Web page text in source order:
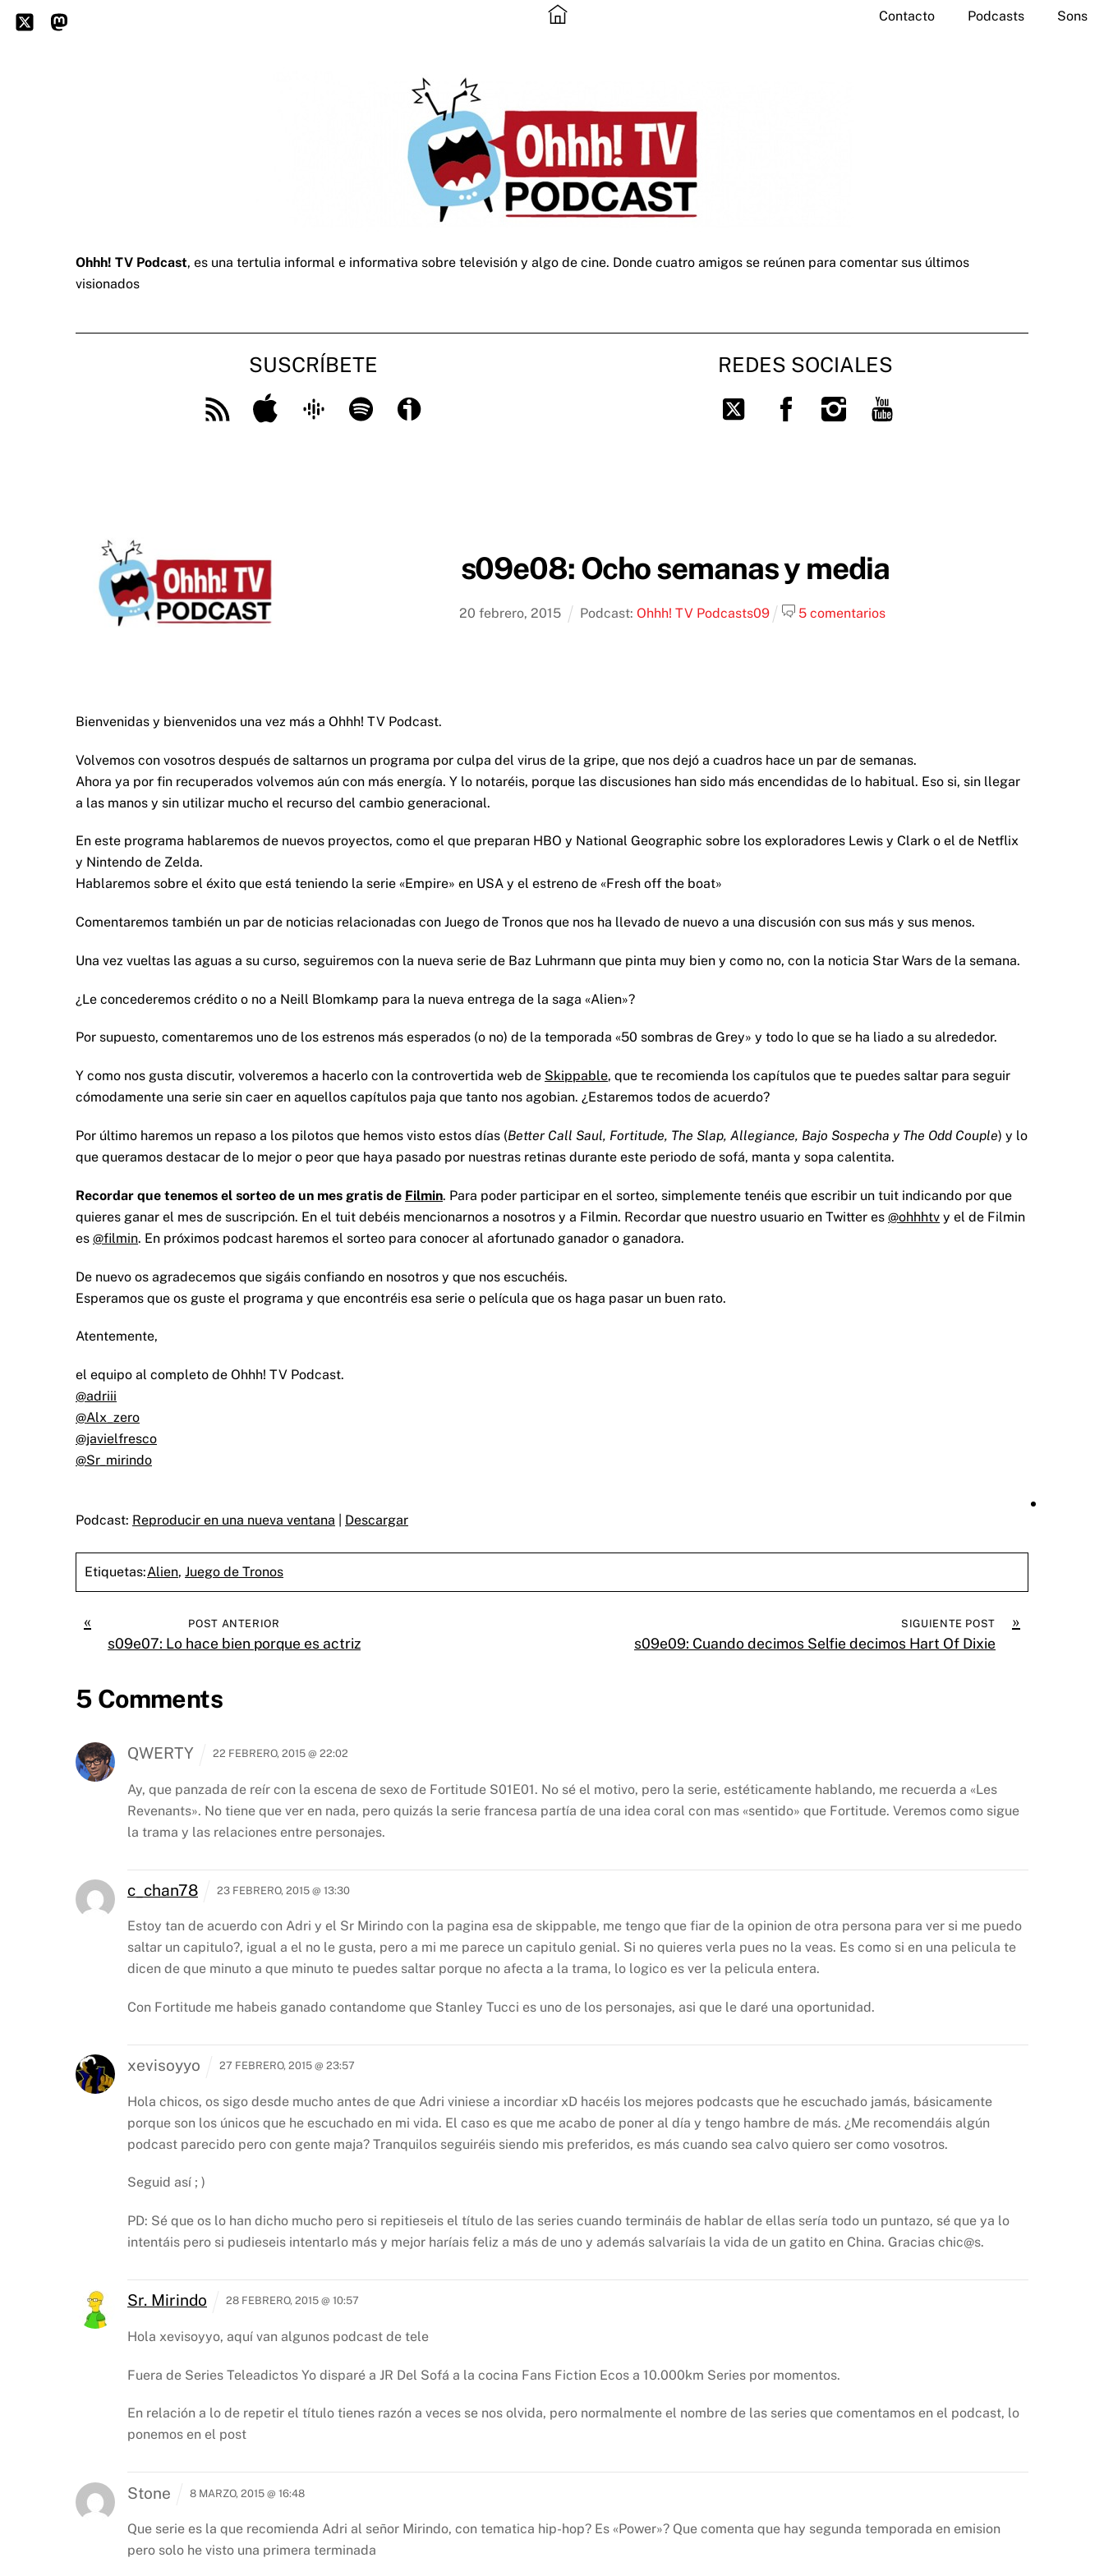
Skip
Icon
Mastodon
Contacto Podcasts Sons
Ohhh! TV Podcast, es una tertulia informal e informativa sobre televisión y algo de cine. Donde cuatro amigos se reúnen para comentar sus últimos
visionados
SUSCRÍBETE
Feed
Apple
Google
Spotify Ivoox
REDES SOCIALES
Twitter FacebookInstagram
You
s09e08: Ocho semanas y media
20 febrero,2015 Podcast: Ohhh! TV Podcasts09 5 comentarios
Bienvenidas y bienvenidos una vez más a Ohhh! TV Podcast.
Volvemos con vosotros después de saltarnos un programa por culpa del virus de la gripe, que nos dejó a cuadros hace un par de semanas.
Ahora ya por fin recuperados volvemos aún con más energía. Y lo notaréis, porque las discusiones han sido más encendidas de lo habitual. Eso si, sin llegar
a las manos y sin utilizar mucho el recurso del cambio generacional.
En este programa hablaremos de nuevos proyectos, como el que preparan HBO y National Geographic sobre los exploradores Lewis y Clark o el de Netflix
y Nintendo de Zelda.
Hablaremos sobre el éxito que está teniendo la serie «Empire» en USA y el estreno de «Fresh off the boat»
Comentaremos también un par de noticias relacionadas con Juego de Tronos que nos ha llevado de nuevo a una discusión con sus más y sus menos.
Una vez vueltas las aguas a su curso, seguiremos con la nueva serie de Baz Luhrmann que pinta muy bien y como no, con la noticia Star Wars de la semana.
¿Le concederemos crédito o no a Neill Blomkamp para la nueva entrega de la saga «Alien»?
Por supuesto, comentaremos uno de los estrenos más esperados (o no) de la temporada «50 sombras de Grey» y todo lo que se ha liado a su alrededor.
Y como nos gusta discutir, volveremos a hacerlo con la controvertida web de Skippable, que te recomienda los capítulos que te puedes saltar para seguir
cómodamente una serie sin caer en aquellos capítulos paja que tanto nos agobian. ¿Estaremos todos de acuerdo?
Por último haremos un repaso a los pilotos que hemos visto estos días (Better Call Saul, Fortitude, The Slap, Allegiance, Bajo Sospecha y The Odd Couple) y lo
que queramos destacar de lo mejor o peor que haya pasado por nuestras retinas durante este periodo de sofá, manta y sopa calentita.
Recordar que tenemos el sorteo de un mes gratis de Filmin. Para poder participar en el sorteo, simplemente tenéis que escribir un tuit indicando por que
quieres ganar el mes de suscripción. En el tuit debéis mencionarnos a nosotros y a Filmin. Recordar que nuestro usuario en Twitter es @ohhhtv y el de Filmin
es @filmin. En próximos podcast haremos el sorteo para conocer al afortunado ganador o ganadora.
De nuevo os agradecemos que sigáis confiando en nosotros y que nos escuchéis.
Esperamos que os guste el programa y que encontréis esa serie o película que os haga pasar un buen rato.
Atentemente,
el equipo al completo de Ohhh! TV Podcast.
@adriii
@Alx_zero
@javielfresco
@Sr_mirindo
Podcast: Reproducir en una nueva ventana Descargar
Etiquetas:Alien, Juego de Tronos
« POST ANTERIOR
s09e07: Lo hace bien porque es actriz
»
SIGUIENTE POST
s09e09: Cuando decimos Selfie decimos Hart Of Dixie
5 Comments
QWERTY 22 FEBRERO, 2015 @ 22:02
Ay, que panzada de reír con la escena de sexo de Fortitude S01E01. No sé el motivo, pero la serie, estéticamente hablando, me recuerda a «Les
Revenants». No tiene que ver en nada, pero quizás la serie francesa partía de una idea coral con mas «sentido» que Fortitude. Veremos como sigue
la trama y las relaciones entre personajes.
c_chan78 23 FEBRERO, 2015 @ 13:30
Estoy tan de acuerdo con Adri y el Sr Mirindo con la pagina esa de skippable, me tengo que fiar de la opinion de otra persona para ver si me puedo
saltar un capitulo?, igual a el no le gusta, pero a mi me parece un capitulo genial. Si no quieres verla pues no la veas. Es como si en una pelicula te
dicen de que minuto a que minuto te puedes saltar porque no afecta a la trama, lo logico es ver la pelicula entera.
Con Fortitude me habeis ganado contandome que Stanley Tucci es uno de los personajes, asi que le daré una oportunidad.
xevisoyyo 27 FEBRERO, 2015 @ 23:57
Hola chicos, os sigo desde mucho antes de que Adri viniese a incordiar xD hacéis los mejores podcasts que he escuchado jamás, básicamente
porque son los únicos que he escuchado en mi vida. El caso es que me acabo de poner al día y tengo hambre de más. ¿Me recomendáis algún
podcast parecido pero con gente maja? Tranquilos seguiréis siendo mis preferidos, es más cuando sea calvo quiero ser como vosotros.
Seguid así ; )
PD: Sé que os lo han dicho mucho pero si repitieseis el título de las series cuando termináis de hablar de ellas sería todo un puntazo, sé que ya lo
intentáis pero si pudieseis intentarlo más y mejor haríais feliz a más de uno y además salvaríais la vida de un gatito en China. Gracias chic@s.
Sr. Mirindo 28 FEBRERO, 2015 @ 10:57
Hola xevisoyyo, aquí van algunos podcast de tele
Fuera de Series Teleadictos Yo disparé a JR Del Sofá a la cocina Fans Fiction Ecos a 10.000km Series por momentos.
En relación a lo de repetir el título tienes razón a veces se nos olvida, pero normalmente el nombre de las series que comentamos en el podcast, lo
ponemos en el post
Stone 8 MARZO, 2015 @ 16:48
Que serie es la que recomienda Adri al señor Mirindo, con tematica hip-hop? Es «Power»? Que comenta que hay segunda temporada en emision
pero solo he visto una primera terminada